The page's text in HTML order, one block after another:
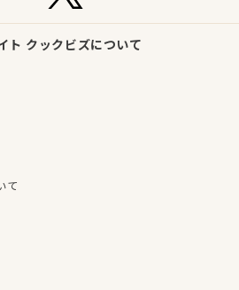
ト クックビズについて
て